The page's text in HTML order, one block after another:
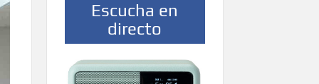
Escucha en
directo